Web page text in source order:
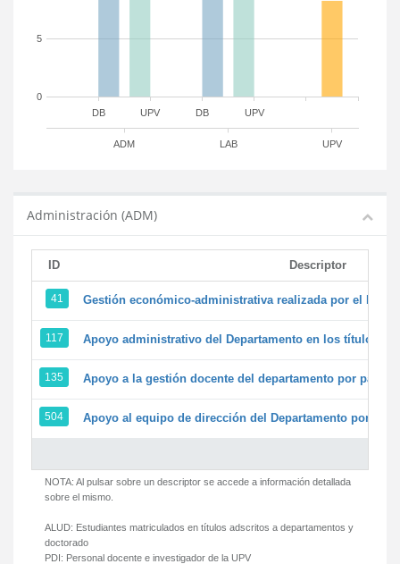
DB DB
UPV UPV
ADM LAB UPV
0
5
Administración (ADM)
ID Descriptor
41 Gestión económico-administrativa realizada por el
117 Apoyo administrativo del Departamento en los títulos de
135 Apoyo a la gestión docente del departamento por parte
504 Apoyo al equipo de dirección del Departamento por
NOTA: Al pulsar sobre un descriptor se accede a información detallada
sobre el mismo.
ALUD: Estudiantes matriculados en títulos adscritos a departamentos y
doctorado
PDI: Personal docente e investigador de la UPV